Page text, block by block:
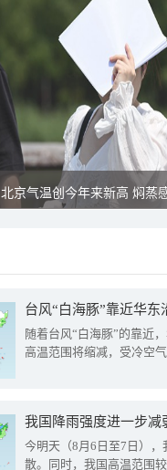
北京气温创今年来新高 焖蒸
台风“白海豚”靠近华
随着台风“白海豚”的靠近
高温范围将缩减，受冷空
今明天（8月6日至7日）
散。同时，我国高温范围